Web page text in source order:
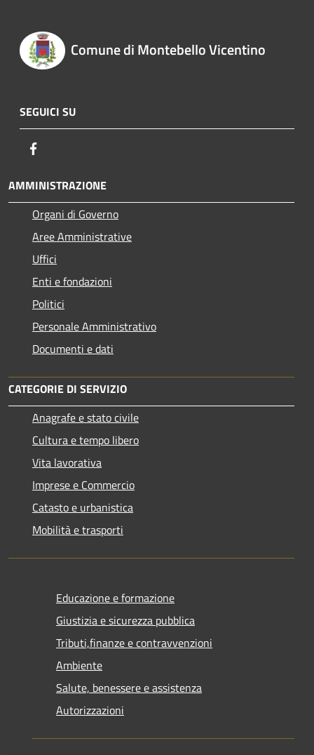
Comune di Montebello Vicentino
SEGUICI SU
AMMINISTRAZIONE
Organi di Governo
Aree Amministrative
Uffici
Enti e fondazioni
Politici
Personale Amministrativo
Documenti e dati
CATEGORIE DI SERVIZIO
Anagrafe e stato civile
Cultura e tempo libero
Vita lavorativa
Imprese e Commercio
Catasto e urbanistica
Mobilità e trasporti
Educazione e formazione
Giustizia e sicurezza pubblica
Tributi,finanze e contravvenzioni
Ambiente
Salute, benessere e assistenza
Autorizzazioni